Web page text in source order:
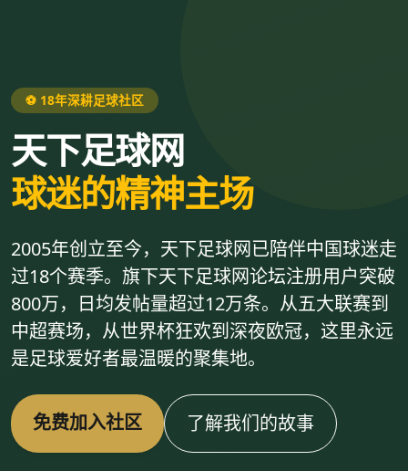
⚽ 18年深耕足球社区
天下足球网
球迷的精神主场
2005年创立至今，天下足球网已陪伴中国球迷走
过18个赛季。旗下天下足球网论坛注册用户突破
800万，日均发帖量超过12万条。从五大联赛到
中超赛场，从世界杯狂欢到深夜欧冠，这里永远
是足球爱好者最温暖的聚集地。
免费加入社区 了解我们的故事